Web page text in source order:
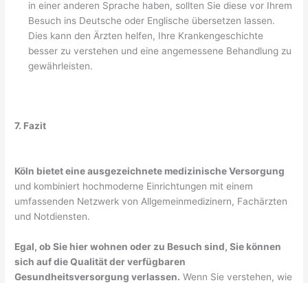
in einer anderen Sprache haben, sollten Sie diese vor Ihrem
Besuch ins Deutsche oder Englische übersetzen lassen.
Dies kann den Ärzten helfen, Ihre Krankengeschichte
besser zu verstehen und eine angemessene Behandlung zu
gewährleisten.
7. Fazit
Köln bietet eine ausgezeichnete medizinische Versorgung
und kombiniert hochmoderne Einrichtungen mit einem
umfassenden Netzwerk von Allgemeinmedizinern, Fachärzten
und Notdiensten.
Egal, ob Sie hier wohnen oder zu Besuch sind, Sie können
sich auf die Qualität der verfügbaren
Gesundheitsversorgung verlassen. Wenn Sie verstehen, wie